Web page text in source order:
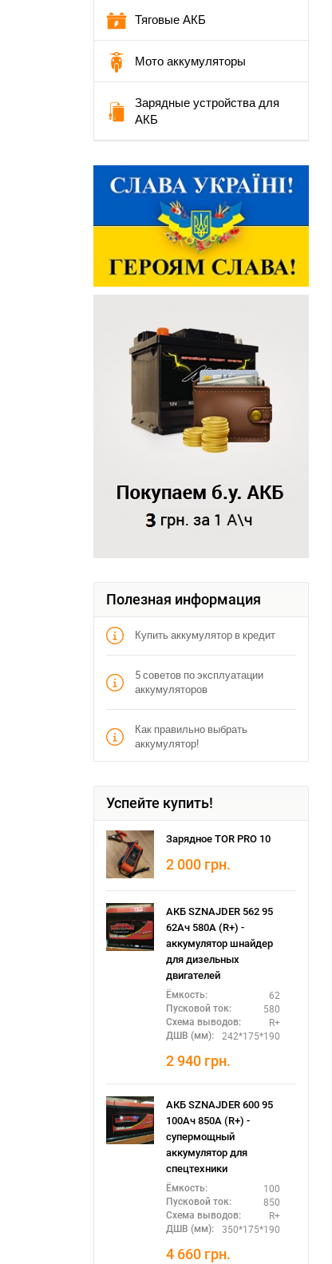
Тяговые АКБ
Мото аккумуляторы
Зарядные устройства для
АКБ
Полезная информация
Купить аккумулятор в кредит
5 советов по эксплуатации
аккумуляторов
Как правильно выбрать
аккумулятор!
Успейте купить!
Зарядное TOR PRO 10
2 000 грн.
АКБ SZNAJDER 562 95
62Ач 580А (R+) -
аккумулятор шнайдер
для дизельных
двигателей
Ёмкость: 62
Пусковой ток: 580
Схема выводов: R+
ДШВ (мм): 242*175*190
2 940 грн.
АКБ SZNAJDER 600 95
100Ач 850А (R+) -
супермощный
аккумулятор для
спецтехники
Ёмкость: 100
Пусковой ток: 850
Схема выводов: R+
ДШВ (мм): 350*175*190
4 660 грн.